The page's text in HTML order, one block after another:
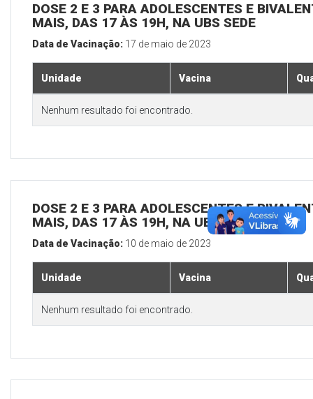
DOSE 2 E 3 PARA ADOLESCENTES E
MAIS, DAS 17 ÀS 19H, NA UBS SEDE
Data de Vacinação: 17 de maio de 2023
Unidade Vacina
Nenhum resultado foi encontrado.
DOSE 2 E 3 PARA ADOLESCENTES E
MAIS, DAS 17 ÀS 19H, NA UBS SEDE
Data de Vacinação: 10 de maio de 2023
Unidade Vacina
Nenhum resultado foi encontrado.